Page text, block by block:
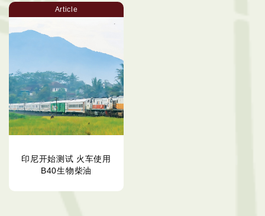
Article
印尼开始测试 火车使用
B40生物柴油